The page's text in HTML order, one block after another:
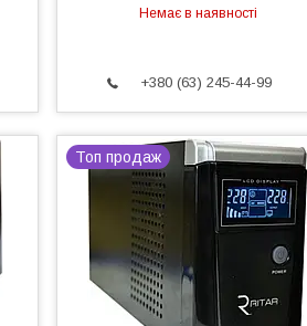
Немає в наявності
+380 (63) 245-44-99
Топ продаж